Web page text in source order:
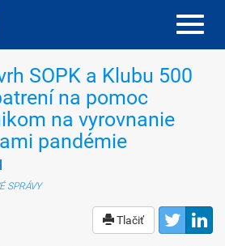
SOPK a Klubu 500
na pomoc
na vyrovnanie
pandémie
SPRÁVY
Tlačiť